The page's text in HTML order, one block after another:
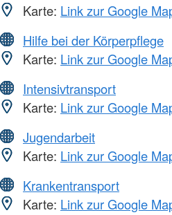
Karte: Link zur Google
Hilfe bei der Körperpflege
Karte: Link zur Google
Intensivtransport
Karte: Link zur Google
Jugendarbeit
Karte: Link zur Google
Krankentransport
Karte: Link zur Google